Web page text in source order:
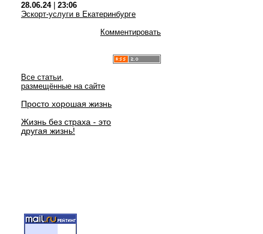
28.06.24| 23:06
Эскорт-услуги в Екатеринбурге
Комментировать
Все статьи,
размещённые на сайте
Просто хорошая жизнь
Жизнь без страха - это
другая жизнь!